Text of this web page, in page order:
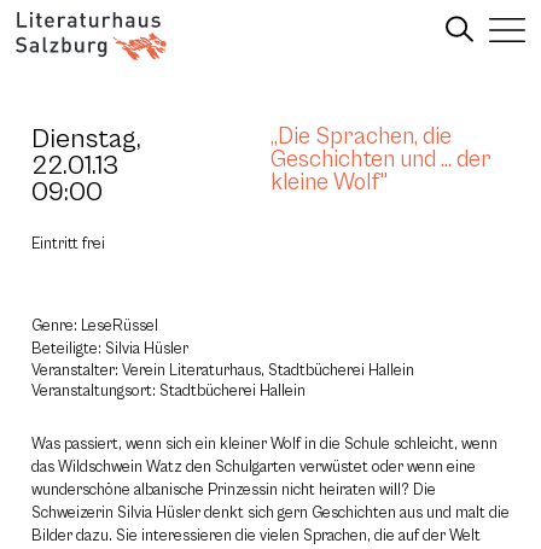
Dienstag,
22.01.13
09:00
„Die Sprachen, die
Geschichten und … der
kleine Wolf"
Eintritt frei
Genre: LeseRüssel
Beteiligte: Silvia Hüsler
Veranstalter: Verein Literaturhaus, Stadtbücherei Hallein
Veranstaltungsort: Stadtbücherei Hallein
Was passiert, wenn sich ein kleiner Wolf in die Schule schleicht, wenn
das Wildschwein Watz den Schulgarten verwüstet oder wenn eine
wunderschöne albanische Prinzessin nicht heiraten will? Die
Schweizerin Silvia Hüsler denkt sich gern Geschichten aus und malt die
Bilder dazu. Sie interessieren die vielen Sprachen, die auf der Welt